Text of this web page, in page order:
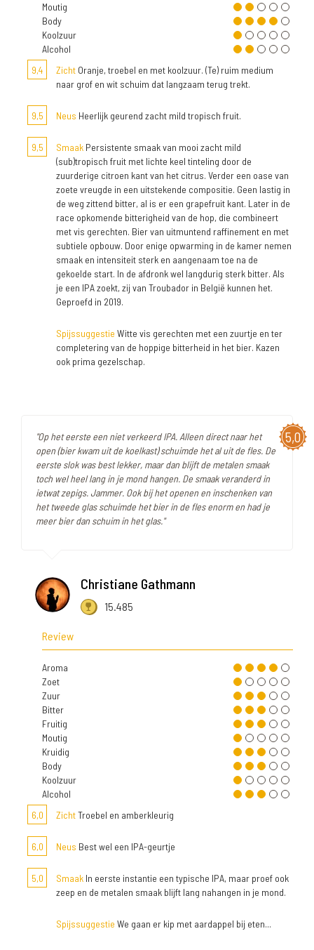
Moutig
Body
Koolzuur
Alcohol
9,4
Zicht Oranje, troebel en met koolzuur. (Te) ruim medium
naar grof en wit schuim dat langzaam terug trekt.
9,5 Neus Heerlijk geurend zacht mild tropisch fruit.
9,5 Smaak Persistente smaak van mooi zacht mild
(sub)tropisch fruit met lichte keel tinteling door de
zuurderige citroen kant van het citrus. Verder een oase van
zoete vreugde in een uitstekende compositie. Geen lastig in
de weg zittend bitter, al is er een grapefruit kant. Later in de
race opkomende bitterigheid van de hop, die combineert
met vis gerechten. Bier van uitmuntend raffinement en met
subtiele opbouw. Door enige opwarming in de kamer nemen
smaak en intensiteit sterk en aangenaam toe na de
gekoelde start. In de afdronk wel langdurig sterk bitter. Als
je een IPA zoekt, zij van Troubador in België kunnen het.
Geproefd in 2019.
Spijssuggestie Witte vis gerechten met een zuurtje en ter
completering van de hoppige bitterheid in het bier. Kazen
ook prima gezelschap.
5,0
"Op het eerste een niet verkeerd IPA. Alleen direct naar het
open (bier kwam uit de koelkast) schuimde het al uit de fles. De
eerste slok was best lekker, maar dan blijft de metalen smaak
toch wel heel lang in je mond hangen. De smaak veranderd in
ietwat zepigs. Jammer. Ook bij het openen en inschenken van
het tweede glas schuimde het bier in de fles enorm en had je
meer bier dan schuim in het glas."
Christiane Gathmann
15.485
Review
Aroma
Zoet
Zuur
Bitter
Fruitig
Moutig
Kruidig
Body
Koolzuur
Alcohol
6,0
ZichtTroebel en amberkleurig
6,0 Neus Best wel een IPA-geurtje
5,0 Smaak In eerste instantie een typische IPA, maar proef ook
zeep en de metalen smaak blijft lang nahangen in je mond.
Spijssuggestie We gaan er kip met aardappel bij eten...